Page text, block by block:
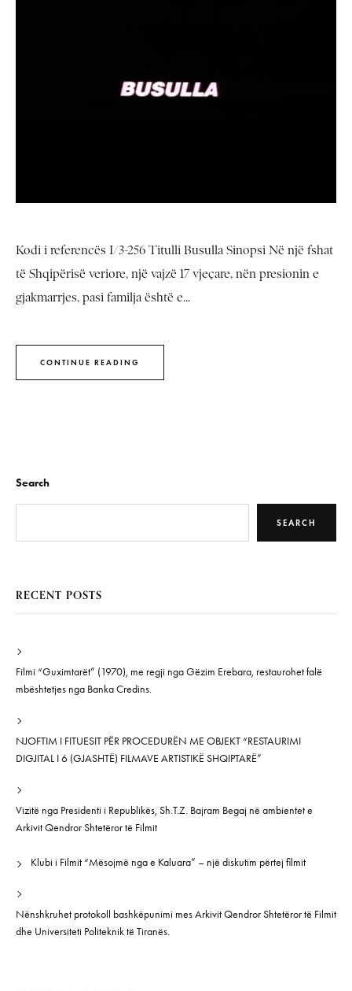
Kodi i referencës I/3-256 Titulli Busulla Sinopsi Në një fshat
të Shqipërisë veriore, një vajzë 17 vjeçare, nën presionin e
gjakmarrjes, pasi familja është e...
CONTINUE READING
Search
SEARCH
RECENT POSTS
Filmi “Guximtarët” (1970), me regji nga Gëzim Erebara, restaurohet falë
mbështetjes nga Banka Credins.
NJOFTIM I FITUESIT PËR PROCEDURËN ME OBJEKT “RESTAURIMI
DIGJITAL I 6 (GJASHTË) FILMAVE ARTISTIKË SHQIPTARË”
Vizitë nga Presidenti i Republikës, Sh.T.Z. Bajram Begaj në ambientet e
Arkivit Qendror Shtetëror të Filmit
Klubi i Filmit “Mësojmë nga e Kaluara” – një diskutim përtej filmit
Nënshkruhet protokoll bashkëpunimi mes Arkivit Qendror Shtetëror të Filmit
dhe Universiteti Politeknik të Tiranës.